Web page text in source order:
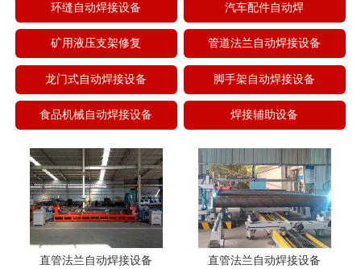
环缝自动焊接设备 汽车配件自动焊
矿用液压支架修复 管道法兰自动焊接设备
龙门式自动焊接设备 脚手架自动焊接设备
食品机械自动焊接设备 焊接辅助设备
直管法兰自动焊接设备 直管法兰自动焊接设备